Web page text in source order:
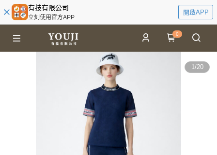
有技有限公司
立刻使用官方APP
開啟APP
0
1/20